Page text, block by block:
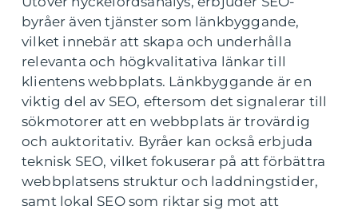
byråer även tjänster som länkbyggande,
vilket innebär att skapa och underhålla
relevanta och högkvalitativa länkar till
klientens webbplats. Länkbyggande är en
viktig del av SEO, eftersom det signalerar till
sökmotorer att en webbplats är trovärdig
och auktoritativ. Byråer kan också erbjuda
teknisk SEO, vilket fokuserar på att förbättra
webbplatsens struktur och laddningstider,
samt lokal SEO som riktar sig mot att